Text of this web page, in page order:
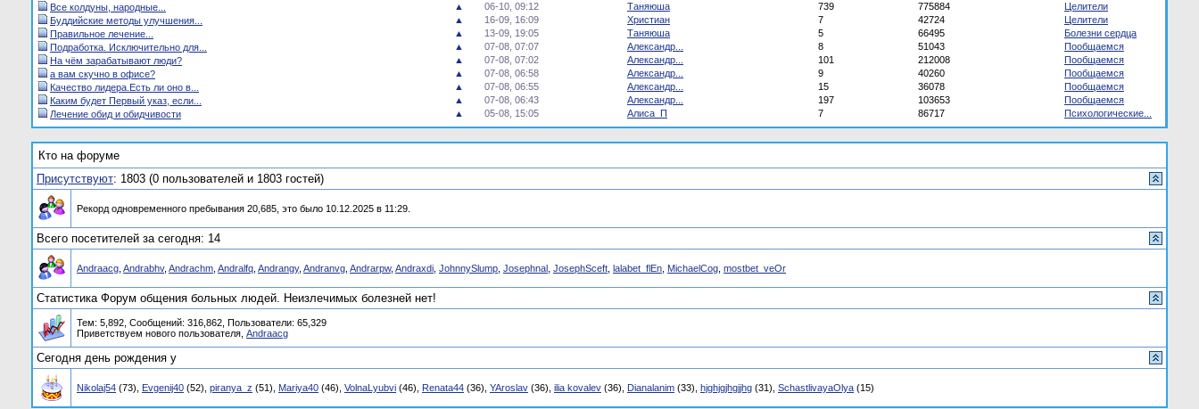
Все колдуны, народные...
▲ 06-10, 09:12 Таняюша 739 775884
Целители
Буддийские методы улучшения...
▲ 16-09, 16:09 Христиан 7 42724
Целители
Правильное лечение...
▲ 13-09, 19:05 Таняюша 5 66495
Болезни сердца
Подработка. Исключительно для...
▲ 07-08, 07:07 Александр... 8 51043
Пообщаемся
На чём зарабатывают люди?
▲ 07-08, 07:02 Александр... 101 212008
Пообщаемся
а вам скучно в офисе?
▲ 07-08, 06:58 Александр... 9 40260
Пообщаемся
Качество лидера.Есть ли оно в...
▲ 07-08, 06:55 Александр... 15 36078
Пообщаемся
Каким будет Первый указ, если...
▲ 07-08, 06:43 Александр... 197 103653
Пообщаемся
Лечение обид и обидчивости
▲ 05-08, 15:05 Алиса_П 7 86717 Психологические...
Кто на форуме
Присутствуют: 1803 (0 пользователей и 1803 гостей)
Рекорд одновременного пребывания 20,685, это было 10.12.2025 в 11:29.
Всего посетителей за сегодня: 14
Andraacg Andrabhv, Andrachm Andralfq Andrangy, Andranvg Andrarpw, Andraxdi JohnnySlump Josephnal JosephSceft lalabet_flEn MichaelCog mostbet_veOr
Статистика Форум общения больных людей. Неизлечимых болезней нет!
Тем: 5,892, Сообщений: 316,862, Пользователи: 65,329
Приветствуем нового пользователя, Andraacg
Сегодня день рождения у
Nikolaj54 (73), Evgenij40 (52), piranya_z (51), Mariya40 (46), VolnaLyubvi (46), Renata44 (36), YAroslav (36), ilia kovalev (36), Dianalanim (33), hjghjgjhgjjhg (31), SchastlivayaOlya (15)